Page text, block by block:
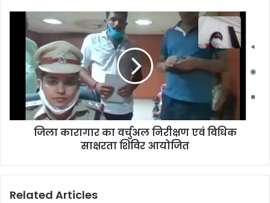
जिला कारागार का वर्चुअल निरीक्षण एवं विधिक
साक्षरता शिविर आयोजित
Related Articles